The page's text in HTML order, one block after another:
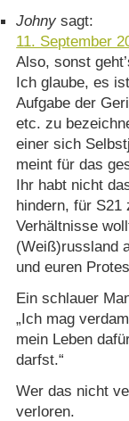
Johny sagt:
11. September
Also, sonst
Ich glaube, es
Aufgabe der
etc. zu
einer sich
meint für das
Ihr habt nicht
hindern, für S21
Verhältnisse
(Weiß)russland
und euren
Ein schlauer
„Ich mag
mein Leben
darfst.“
Wer das nicht
verloren.